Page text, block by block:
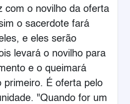
com o novilho da oferta
o sacerdote fará
e eles serão
levará o novilho para
e o queimará
primeiro. É oferta pelo
"Quando for um